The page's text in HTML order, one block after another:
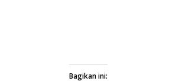
Bagikan ini: